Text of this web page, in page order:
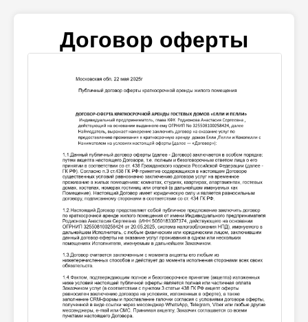
Договор оферты